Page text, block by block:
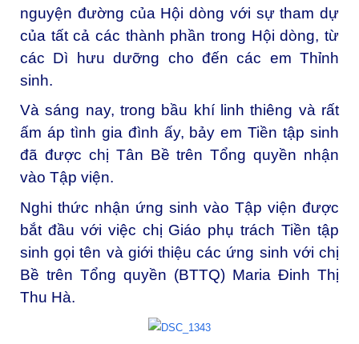
nguyện đường của Hội dòng với sự tham dự
của tất cả các thành phần trong Hội dòng, từ
các Dì hưu dưỡng cho đến các em Thỉnh
sinh.
Và sáng nay, trong bầu khí linh thiêng và rất
ấm áp tình gia đình ấy, bảy em Tiền tập sinh
đã được chị Tân Bề trên Tổng quyền nhận
vào Tập viện.
Nghi thức nhận ứng sinh vào Tập viện được
bắt đầu với việc chị Giáo phụ trách Tiền tập
sinh gọi tên và giới thiệu các ứng sinh với chị
Bề trên Tổng quyền (BTTQ) Maria Đinh Thị
Thu Hà.